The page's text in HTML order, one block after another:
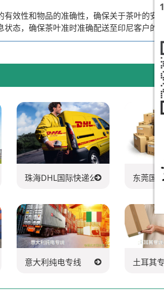
效性和物品的准确性，确保关于茶叶的安
态，确保茶叶准时准确配送至印尼客户的
珠海DHL国际快递公司 东莞国
意大利纯电专线 土耳其